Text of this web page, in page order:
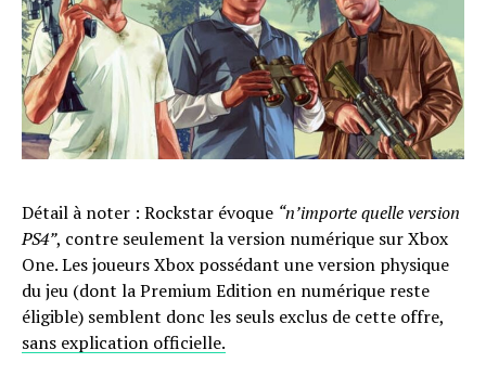
Détail à noter : Rockstar évoque “n’importe quelle version
PS4”, contre seulement la version numérique sur Xbox
One. Les joueurs Xbox possédant une version physique
du jeu (dont la Premium Edition en numérique reste
éligible) semblent donc les seuls exclus de cette offre,
sans explication officielle.